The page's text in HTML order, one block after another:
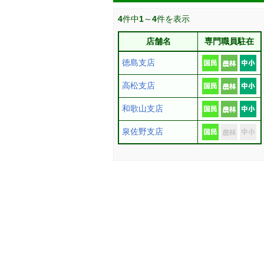
4件中1～4件を表示
店舗名 専門職員駐在
徳島支店
高松支店
和歌山支店
泉佐野支店